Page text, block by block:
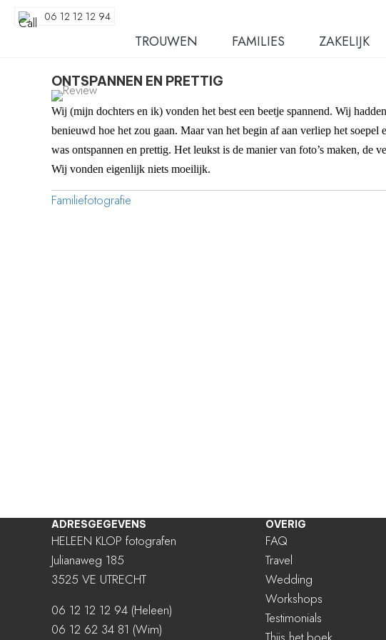
06 12 12 12 94
TROUWEN FAMILIES ZAKELIJK
ONTSPANNEN EN PRETTIG
Wij (mijn dochters en ik) vonden het best een beetje spannend. Wij
benieuwd hoe het zou gaan. Maar van het begin af aan verliep het
was ontspannen en prettig. Het leukst is de manier van foto’s maken, de
Wij vonden eigenlijk niets moeilijk.
Familiefotografie
ADRESGEGEVENS
HELEEN KLOP fotografen
Julianaweg 185
3525 VE UTRECHT
06 12 12 12 94 (Heleen)
06 12 62 34 81 (Wim)
OVERIG
FAQ
Travel
Wedding
Workshops
Testimonials